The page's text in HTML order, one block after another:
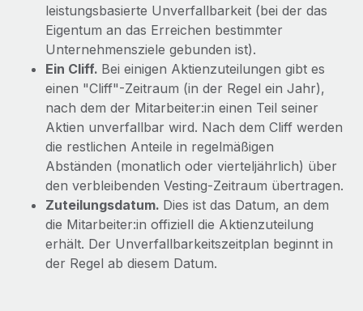
Frag unsere Expert:innen
Hilfe von Expert:innen für globale HR & Compliance
Background-Checks
Einfacheres Bewerber:innen-Screening
Compliance Watchtower
Lückenlose Compliance
Geräteverwaltung
Globale Bereitstellung und Verfolgung von IT-
Geräten
Gründung von Niederlassungen
Schnelle, rechtssichere Gründung von
Beratung zu Integrationen und KI-Automatisierung
FALLSTUDIEN
So hat der KI-Vorreiter Weaviate sein Team mit
Weaviate auf einen Blick Weaviate entwickelt KI-basierte
Open-Source-Infrastrukturen. Das...
Mehr erfahren
Strategische Partnerschaft zwischen
Reverse Tech und Remote für Contractor
Insights Center
Hol dir Unterstützung
Alle Ressourcen anzeigen
BLOG
Globale Payroll
EOR und PEO
Contractor Management
Steuern
leistungsbasierte Unverfallbarkeit (bei der das
Eigentum an das Erreichen bestimmter
Unternehmensziele gebunden ist).
Ein Cliff. Bei einigen Aktienzuteilungen gibt es
einen "Cliff"-Zeitraum (in der Regel ein Jahr),
nach dem der Mitarbeiter:in einen Teil seiner
Aktien unverfallbar wird. Nach dem Cliff werden
die restlichen Anteile in regelmäßigen
Abständen (monatlich oder vierteljährlich) über
den verbleibenden Vesting-Zeitraum übertragen.
Zuteilungsdatum. Dies ist das Datum, an dem
die Mitarbeiter:in offiziell die Aktienzuteilung
erhält. Der Unverfallbarkeitszeitplan beginnt in
der Regel ab diesem Datum.